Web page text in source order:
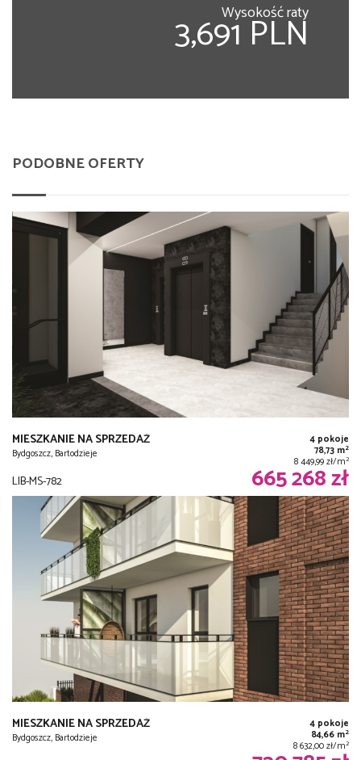
Wysokość raty
3,691 PLN
PODOBNE OFERTY
MIESZKANIE NA SPRZEDAŻ
Bydgoszcz, Bartodzieje
4 pokoje
78,73 m2
8 449,99 zł/m2
LIB-MS-782 665 268 zł
MIESZKANIE NA SPRZEDAŻ
Bydgoszcz, Bartodzieje
4 pokoje
84,66 m2
8 632,00 zł/m2